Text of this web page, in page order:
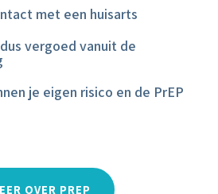
met een huisarts
vergoed vanuit de
je eigen risico en de PrEP
OVER PREP